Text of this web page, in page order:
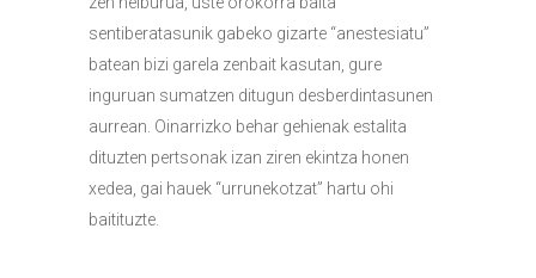
sentiberatasunik gabeko gizarte “anestesiatu”
batean bizi garela zenbait kasutan, gure
inguruan sumatzen ditugun desberdintasunen
aurrean. Oinarrizko behar gehienak estalita
dituzten pertsonak izan ziren ekintza honen
xedea, gai hauek “urrunekotzat” hartu ohi
baitituzte.